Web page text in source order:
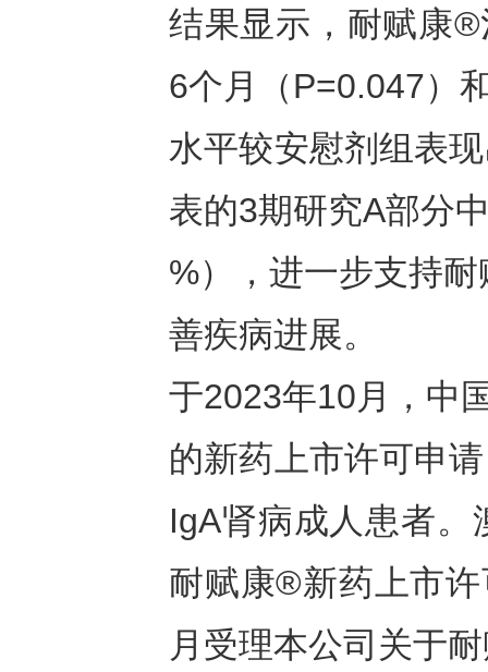
结果显示，耐赋康
6个月（P=0.047）
水平较安慰剂组表
表的3期研究A部分
%），进一步支持
善疾病进展。
于2023年10月，中
的新药上市许可申
IgA肾病成人患者
耐赋康®新药上市
月受理本公司关于